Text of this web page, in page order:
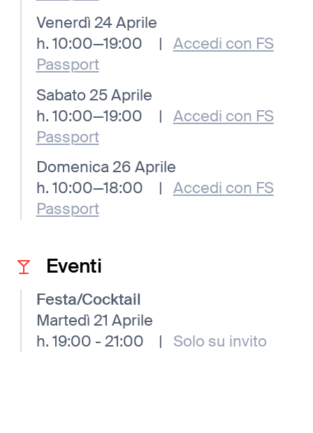
Venerdì 24 Aprile
h. 10:00—19:00
| Accedi con FS
Passport
Sabato 25 Aprile
h. 10:00—19:00
| Accedi con FS
Passport
Domenica 26 Aprile
h. 10:00—18:00
| Accedi con FS
Passport
Eventi
Festa/Cocktail
Martedì 21 Aprile
h. 19:00 - 21:00
| Solo su invito